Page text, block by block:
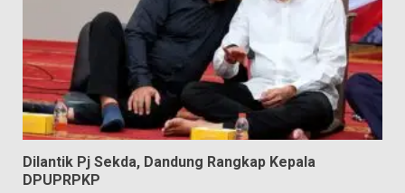
Dilantik Pj Sekda, Dandung Rangkap Kepala
DPUPRPKP